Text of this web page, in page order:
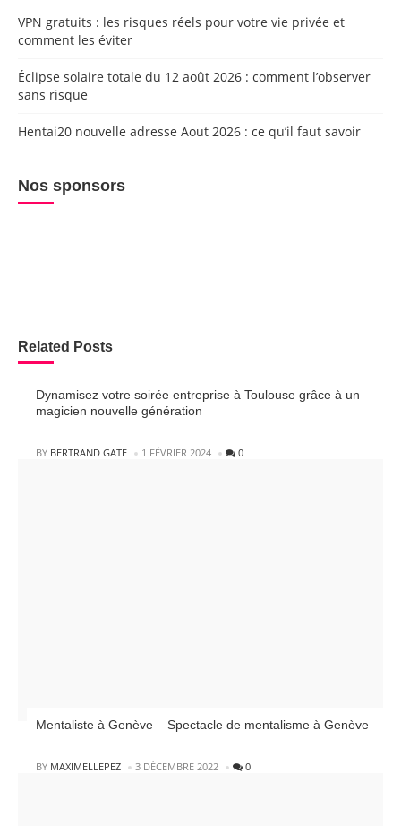
VPN gratuits : les risques réels pour votre vie privée et
comment les éviter
Éclipse solaire totale du 12 août 2026 : comment l’observer
sans risque
Hentai20 nouvelle adresse Aout 2026 : ce qu’il faut savoir
Nos sponsors
Related Posts
Dynamisez votre soirée entreprise à Toulouse grâce à un
magicien nouvelle génération
POSTED
BY BERTRAND GATE 1 FÉVRIER 2024 0
Mentaliste à Genève – Spectacle de mentalisme à Genève
POSTED
BY MAXIMELLEPEZ 3 DÉCEMBRE 2022 0